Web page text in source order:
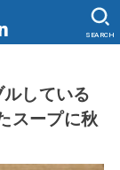
SEARCH
している
スープに秋